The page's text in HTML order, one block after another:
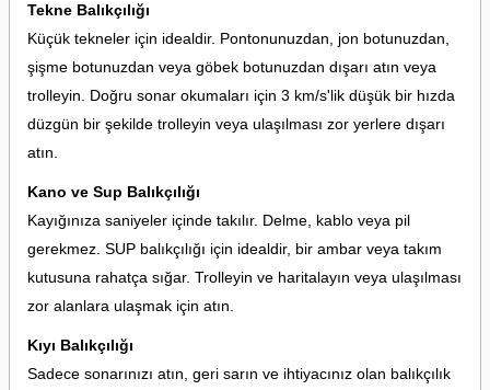
Tekne Balıkçılığı
Küçük tekneler için idealdir. Pontonunuzdan, jon botunuzdan,
şişme botunuzdan veya göbek botunuzdan dışarı atın veya
trolleyin. Doğru sonar okumaları için 3 km/s'lik düşük bir hızda
düzgün bir şekilde trolleyin veya ulaşılması zor yerlere dışarı
atın.
Kano ve Sup Balıkçılığı
Kayığınıza saniyeler içinde takılır. Delme, kablo veya pil
gerekmez. SUP balıkçılığı için idealdir, bir ambar veya takım
kutusuna rahatça sığar. Trolleyin ve haritalayın veya ulaşılması
zor alanlara ulaşmak için atın.
Kıyı Balıkçılığı
Sadece sonarınızı atın, geri sarın ve ihtiyacınız olan balıkçılık